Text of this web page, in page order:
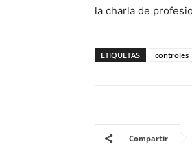
la charla de
ETIQUETAS controles
Compartir